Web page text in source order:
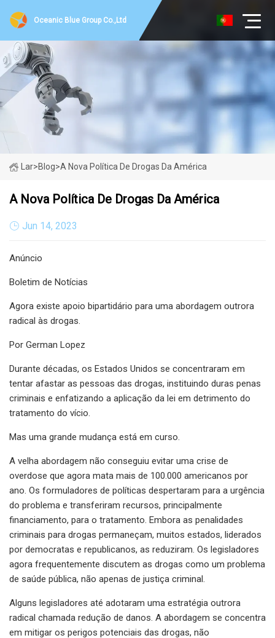
Oceanic Blue Group Co.,Ltd
Lar>Blog>A Nova Política De Drogas Da América
A Nova Política De Drogas Da América
Jun 14, 2023
Anúncio
Boletim de Notícias
Agora existe apoio bipartidário para uma abordagem outrora
radical às drogas.
Por German Lopez
Durante décadas, os Estados Unidos se concentraram em
tentar afastar as pessoas das drogas, instituindo duras penas
criminais e enfatizando a aplicação da lei em detrimento do
tratamento do vício.
Mas uma grande mudança está em curso.
A velha abordagem não conseguiu evitar uma crise de
overdose que agora mata mais de 100.000 americanos por
ano. Os formuladores de políticas despertaram para a urgência
do problema e transferiram recursos, principalmente
financiamento, para o tratamento. Embora as penalidades
criminais para drogas permaneçam, muitos estados, liderados
por democratas e republicanos, as reduziram. Os legisladores
agora frequentemente discutem as drogas como um problema
de saúde pública, não apenas de justiça criminal.
Alguns legisladores até adotaram uma estratégia outrora
radical chamada redução de danos. A abordagem se concentra
em mitigar os perigos potenciais das drogas, não